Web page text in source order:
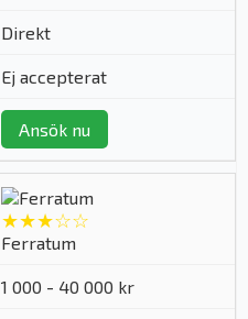
Direkt
Ej accepterat
Ansök nu
★★★☆☆
Ferratum
1 000 - 40 000 kr